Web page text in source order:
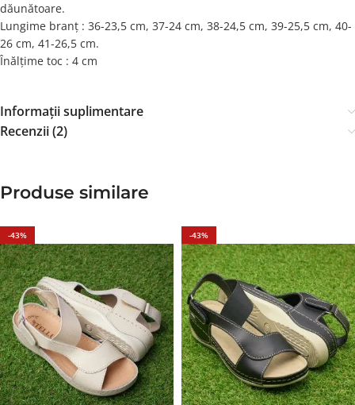
dăunătoare.
Lungime branț : 36-23,5 cm, 37-24 cm, 38-24,5 cm, 39-25,5 cm, 40-
26 cm, 41-26,5 cm.
Înălțime toc : 4 cm
Informații suplimentare
Recenzii (2)
Produse similare
-43% -43%